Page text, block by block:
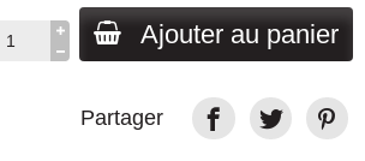
Ajouter au panier
Partager